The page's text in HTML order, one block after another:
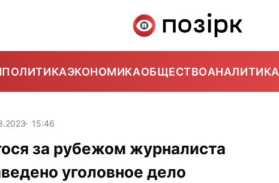
ПОЛИТИКАЭКОНОМИКАОБЩЕСТВОАНАЛИТИКА
15:46
за рубежом журналиста
уголовное дело